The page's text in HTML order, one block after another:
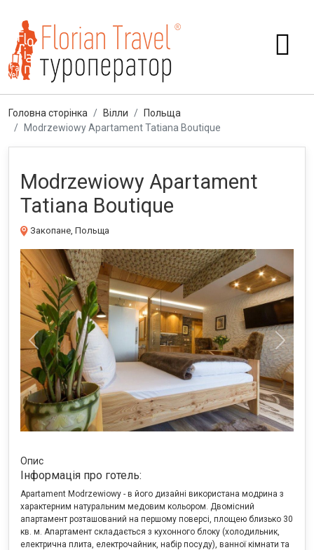
Головна сторінка Вілли
Польща
Modrzewiowy Apartament Tatiana Boutique
Modrzewiowy Apartament
Tatiana Boutique
Закопане, Польща
Previous Next
Опис
Інформація про готель:
Apartament Modrzewiowy - в його дизайні використана модрина з
характерним натуральним медовим кольором. Двомісний
апартамент розташований на першому поверсі, площею близько 30
кв. м. Апартамент складається з кухонного блоку (холодильник,
електрична плита, електрочайник, набір посуду), ванної кімнати та